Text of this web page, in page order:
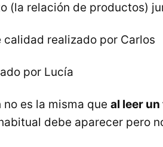
(la relación de productos)
calidad realizado por Carlos
por Lucía
no es la misma que al leer
debe aparecer pero